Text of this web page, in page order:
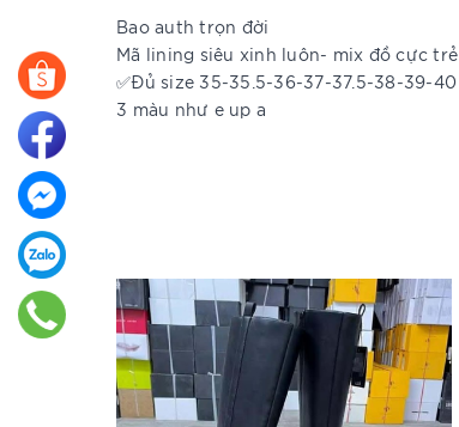
Bao auth trọn đời
Mã lining siêu xinh luôn- mix đồ cực trẻ
✅Đủ size 35-35.5-36-37-37.5-38-39-40
3 màu như e up a